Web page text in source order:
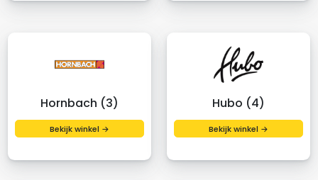
Hornbach (3)
Bekijk winkel →
Hubo (4)
Bekijk winkel →